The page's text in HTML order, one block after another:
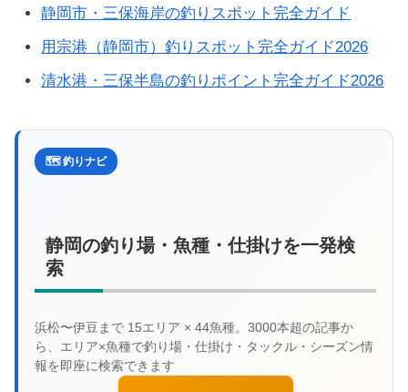
静岡市・三保海岸の釣りスポット完全ガイド
用宗港（静岡市）釣りスポット完全ガイド2026
清水港・三保半島の釣りポイント完全ガイド2026
🗺️ 釣りナビ
静岡の釣り場・魚種・仕掛けを一発検
索